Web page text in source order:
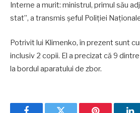
Interne a murit: ministrul, primul său
stat”, a transmis șeful Poliției
Potrivit lui Klimenko, în prezent sunt
inclusiv 2 copii. El a precizat că 9
la bordul aparatului de zbor.